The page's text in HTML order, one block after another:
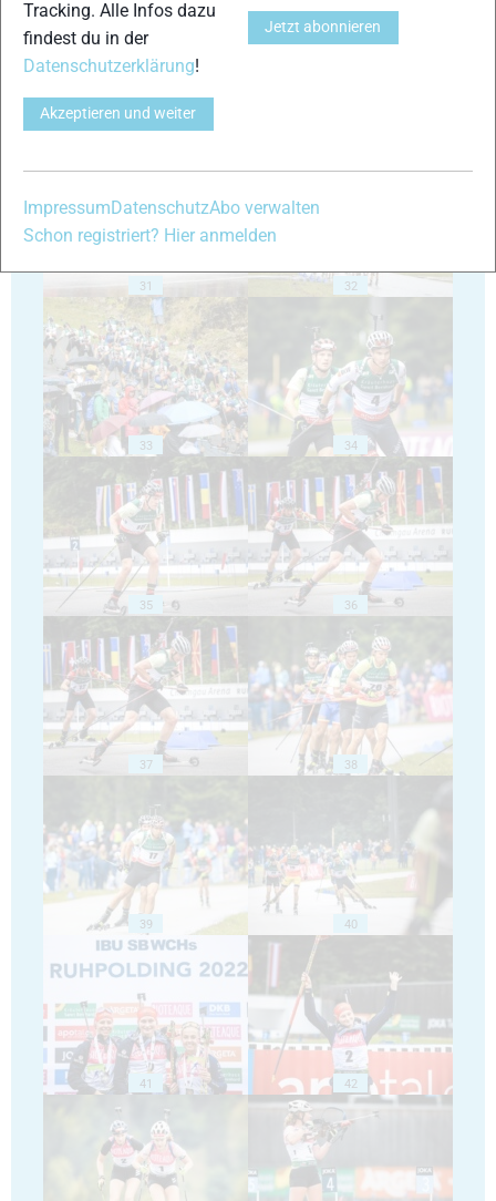
31 32
33 34
35 36
37 38
39 40
41 42
Tracking. Alle Infos dazu
findest du in der
Datenschutzerklärung!
Akzeptieren und weiter
Jetzt abonnieren
Impressum DatenschutzAbo verwalten
Schon registriert? Hier anmelden